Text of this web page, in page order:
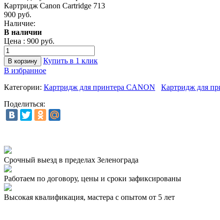
Картридж Canon Cartridge 713
900 руб.
Наличие:
В наличии
Цена : 900 руб.
Купить в 1 клик
В избранное
Категории: Картридж для принтера CANON
Картридж для
Поделиться:
Срочный выезд в пределах Зеленограда
Работаем по договору, цены и сроки зафиксированы
Высокая квалификация, мастера с опытом от 5 лет